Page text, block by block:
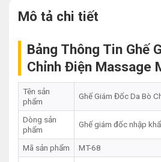
Mô tả chi tiết
Bảng Thông Tin Ghế
Chỉnh Điện Massage
Tên sản
phẩm
Ghế Giám Đốc Da Bò
Dòng sản
phẩm
Ghế giám đốc nhập
Mã sản phẩm
MT-68